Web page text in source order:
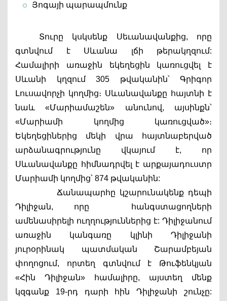
Յոգայի պարապմունք
Տուրը կսկսենք Սեւանավանքից, որը
գտնվում է Սևանա լճի թերակղզում:
Համալիրի առաջին եկեղեցին կառուցվել է
Սևանի կղզում 305 թվականին՝ Գրիգոր
Լուսավորչի կողմից։ Սևանավանքը հայտնի է
նաև «Մարիամաշեն» անունով, այսինքն՝
«Մարիամի կողմից կառուցված»։
Եկեղեցիներից մեկի վրա հայտնաբերված
արձանագրությունը վկայում է, որ
Սևանավանքը հիմնադրվել է արքայադուստր
Մարիամի կողմից՝ 874 թվականին:
Ճանապարհը կշարունակենք դեպի
Դիլիջան, որը  հանգստացողների
ամենասիրելի ուղղություններից է: Դիլիջանում
առաջին կանգառը կլինի Դիլիջանի
յուրօրինակ պատմական Շարամբեյան
փողոցում, որտեղ գտնվում է Թուֆենկյան
«Հին Դիլիջան» համալիրը, այստեղ մենք
կզգանք 19-րդ դարի հին Դիլիջանի շունչը: